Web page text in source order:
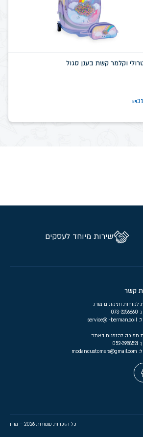
וקלמר קשת בענן סגול
₪
שירות מיוחד לעסקים
קשר
לקוחות ותיקונים מודן:
תמיכה להזמנות באתר:
כל הזכויות שמורות 2026 – מודן